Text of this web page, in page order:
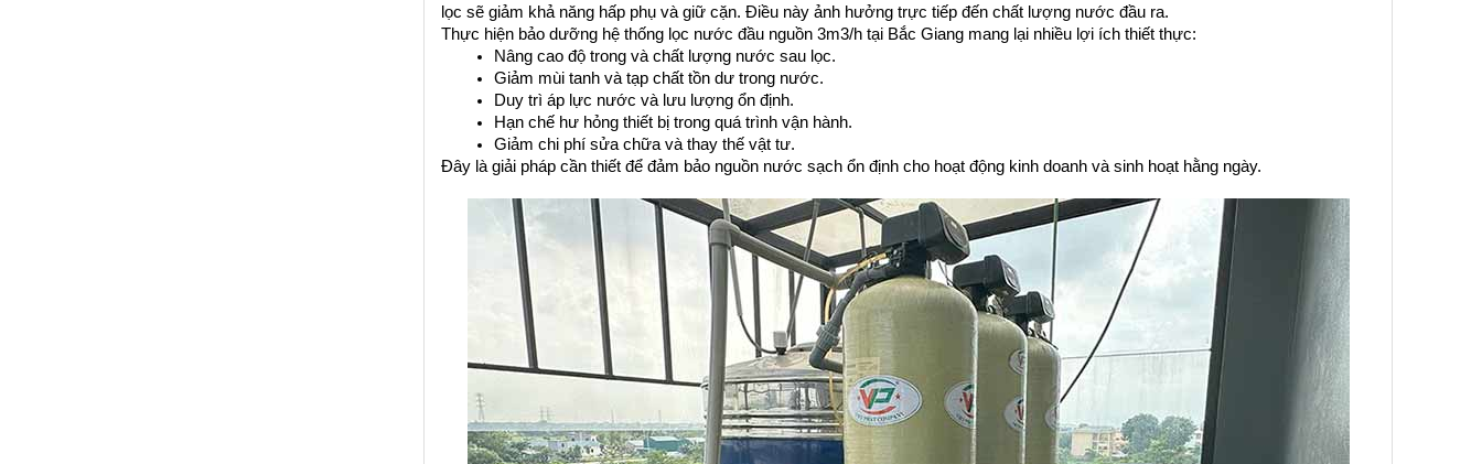
lọc sẽ giảm khả năng hấp phụ và giữ cặn. Điều này ảnh hưởng trực tiếp đến chất lượng nước đầu ra.
Thực hiện bảo dưỡng hệ thống lọc nước đầu nguồn 3m3/h tại Bắc Giang mang lại nhiều lợi ích thiết thực:
Nâng cao độ trong và chất lượng nước sau lọc.
Giảm mùi tanh và tạp chất tồn dư trong nước.
Duy trì áp lực nước và lưu lượng ổn định.
Hạn chế hư hỏng thiết bị trong quá trình vận hành.
Giảm chi phí sửa chữa và thay thế vật tư.
Đây là giải pháp cần thiết để đảm bảo nguồn nước sạch ổn định cho hoạt động kinh doanh và sinh hoạt hằng ngày.